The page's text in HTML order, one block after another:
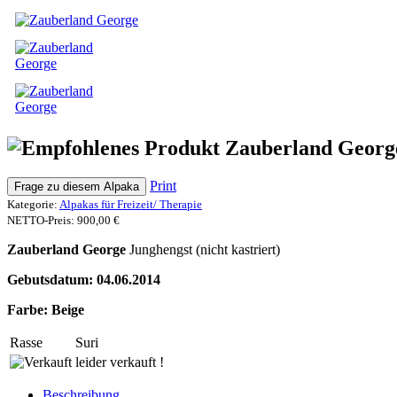
Zauberland
Frage zu diesem Alpaka Print
Kategorie: Alpakas für Freizeit/ Therapie
NETTO-Preis: 900,00 €
Zauberland George Junghengst (nicht kastriert)
Gebutsdatum: 04.06.2014
Farbe: Beige
Rasse
Suri
leider verkauft !